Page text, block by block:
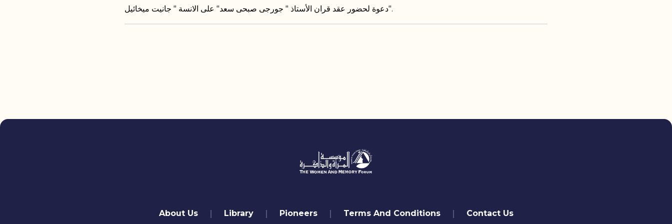
دعوة لحضور عقد قران الأستاذ " جورجى صبحى سعد" على الانسة " جانيت ميخائيل".
About Us Library Pioneers Terms And Conditions Contact Us